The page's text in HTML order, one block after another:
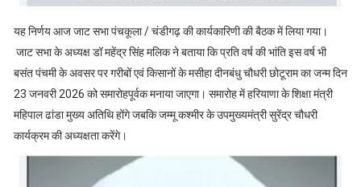
यह निर्णय आज जाट सभा पंचकूला / चंडीगढ़ की कार्यकारिणी की बैठक में लिया गया।
जाट सभा के अध्यक्ष डॉ महेंद्र सिंह मलिक ने बताया कि प्रति वर्ष की भांति इस वर्ष भी
बसंत पंचमी के अवसर पर गरीबों एवं किसानों के मसीहा दीनबंधु चौधरी छोटूराम का जन्म दिन
23 जनवरी 2026 को समारोहपूर्वक मनाया जाएगा। समारोह में हरियाणा के शिक्षा मंत्री
महिपाल ढांडा मुख्य अतिथि होंगे जबकि जम्मू कश्मीर के उपमुख्यमंत्री सुरेंद्र चौधरी
कार्यक्रम की अध्यक्षता करेंगे।